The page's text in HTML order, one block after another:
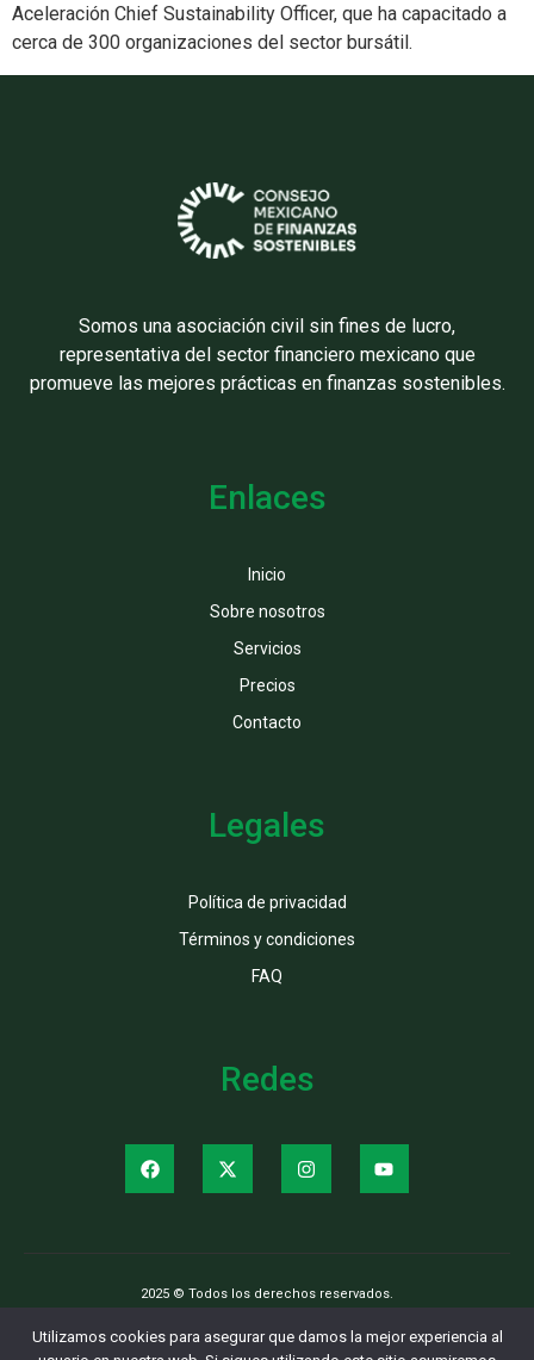
Aceleración Chief Sustainability Officer, que ha capacitado a
cerca de 300 organizaciones del sector bursátil.
Somos una asociación civil sin fines de lucro,
representativa del sector financiero mexicano que
promueve las mejores prácticas en finanzas sostenibles.
Enlaces
Inicio
Sobre nosotros
Servicios
Precios
Contacto
Legales
Política de privacidad
Términos y condiciones
FAQ
Redes
2025 © Todos los derechos reservados.
Utilizamos cookies para asegurar que damos la mejor experiencia al